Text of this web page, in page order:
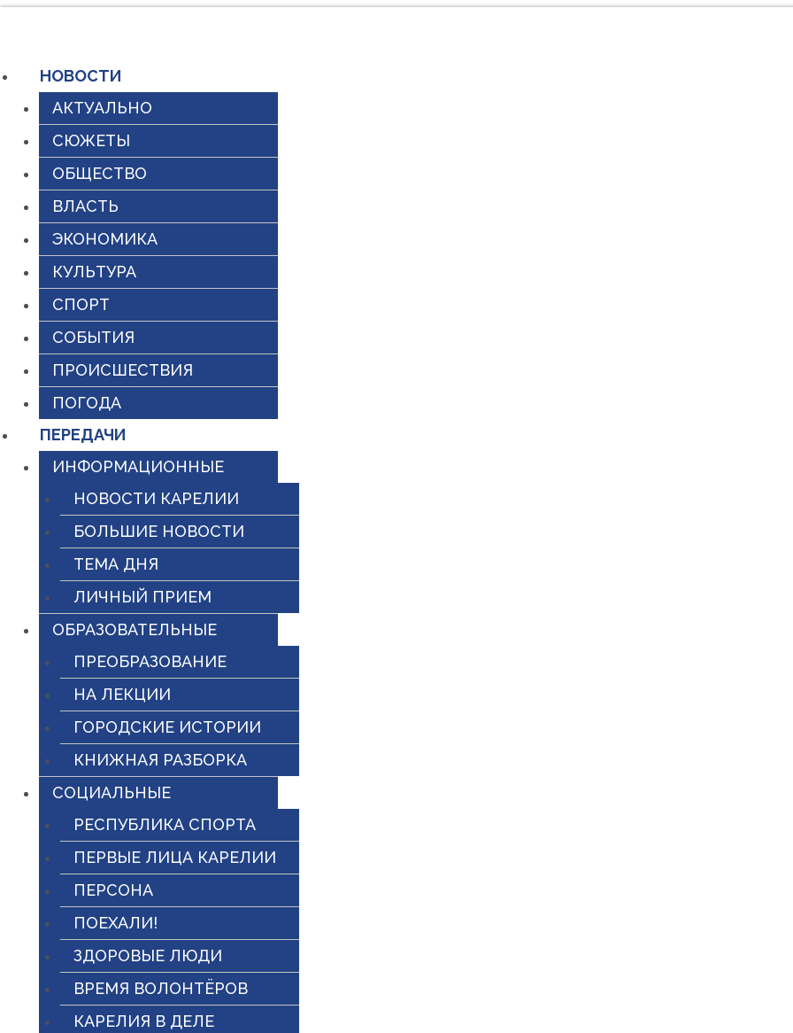
содержимому
НОВОСТИ
АКТУАЛЬНО
СЮЖЕТЫ
ОБЩЕСТВО
ВЛАСТЬ
ЭКОНОМИКА
КУЛЬТУРА
СПОРТ
СОБЫТИЯ
ПРОИСШЕСТВИЯ
ПОГОДА
ПЕРЕДАЧИ
ИНФОРМАЦИОННЫЕ
НОВОСТИ КАРЕЛИИ
БОЛЬШИЕ НОВОСТИ
ТЕМА ДНЯ
ЛИЧНЫЙ ПРИЕМ
ОБРАЗОВАТЕЛЬНЫЕ
ПРЕОБРАЗОВАНИЕ
НА ЛЕКЦИИ
ГОРОДСКИЕ ИСТОРИИ
КНИЖНАЯ РАЗБОРКА
СОЦИАЛЬНЫЕ
РЕСПУБЛИКА СПОРТА
ПЕРВЫЕ ЛИЦА КАРЕЛИИ
ПЕРСОНА
ПОЕХАЛИ!
ЗДОРОВЫЕ ЛЮДИ
ВРЕМЯ ВОЛОНТЁРОВ
КАРЕЛИЯ В ДЕЛЕ